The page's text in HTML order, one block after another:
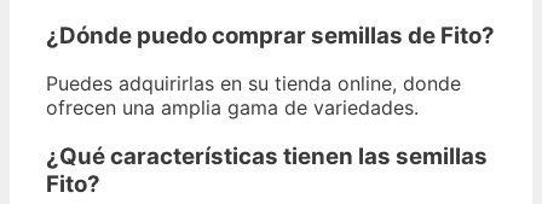
¿Dónde puedo comprar semillas de Fito?
Puedes adquirirlas en su tienda online, donde
ofrecen una amplia gama de variedades.
¿Qué características tienen las semillas
Fito?